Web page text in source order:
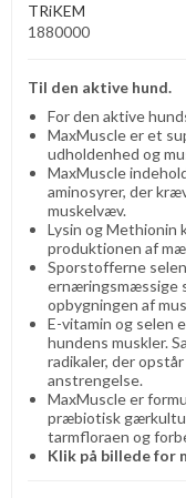
TRiKEM
1880000
Til den aktive hund.
For den aktive
MaxMuscle er et
udholdenhed og
MaxMuscle
aminosyrer, der
muskelvæv.
Lysin og Methionin
produktionen af
Sporstofferne
ernæringsmæssige
opbygningen af
E-vitamin og selen
hundens muskler.
radikaler, der
anstrengelse.
MaxMuscle er
præbiotisk
tarmfloraen og
Klik på billede for